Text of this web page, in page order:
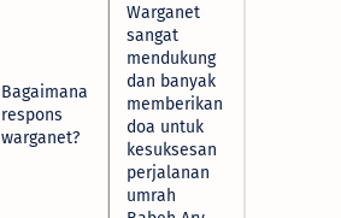
Bagaimana
respons
warganet?
Warganet
sangat
mendukung
dan banyak
memberikan
doa untuk
kesuksesan
perjalanan
umrah